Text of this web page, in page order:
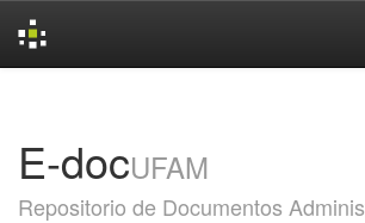
E-docUFAM
Repositorio de Documentos